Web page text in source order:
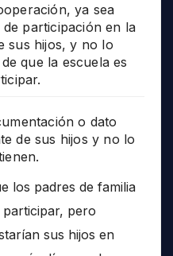
ya sea
participación en la
sus hijos, y no lo
que la escuela es
o dato
de sus hijos y no lo
los padres de familia
pero
sus hijos en